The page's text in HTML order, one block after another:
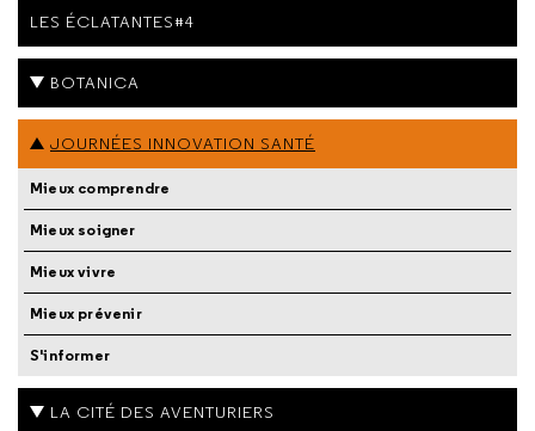
LES ÉCLATANTES#4
BOTANICA
JOURNÉES INNOVATION SANTÉ
Mieux comprendre
Mieux soigner
Mieux vivre
Mieux prévenir
S'informer
LA CITÉ DES AVENTURIERS